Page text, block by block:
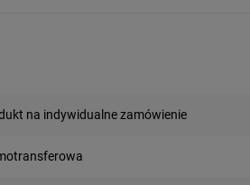
na indywidualne zamówienie